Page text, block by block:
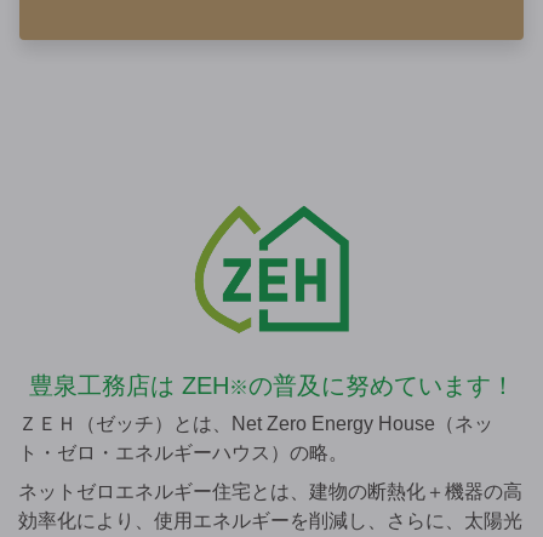
豊泉工務店は ZEH※の普及に努めています！
ＺＥＨ（ゼッチ）とは、Net Zero Energy House（ネッ
ト・ゼロ・エネルギーハウス）の略。
ネットゼロエネルギー住宅とは、建物の断熱化＋機器の高
効率化により、使用エネルギーを削減し、さらに、太陽光